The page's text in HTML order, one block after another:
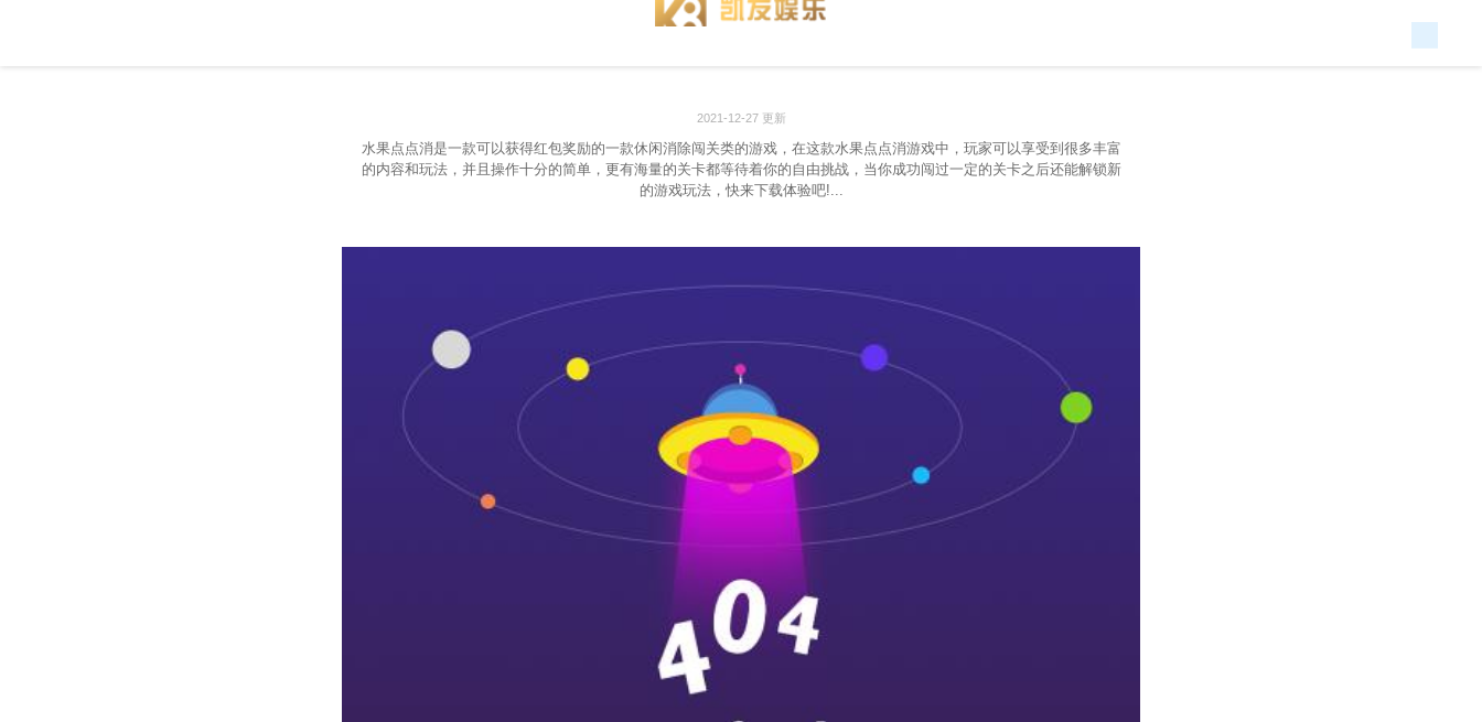
2021-12-27 更新
水果点点消是一款可以获得红包奖励的一款休闲消除闯关类的游戏，在这款水果点点消游戏中，玩家可以享受到很多丰富
的内容和玩法，并且操作十分的简单，更有海量的关卡都等待着你的自由挑战，当你成功闯过一定的关卡之后还能解锁新
的游戏玩法，快来下载体验吧!...